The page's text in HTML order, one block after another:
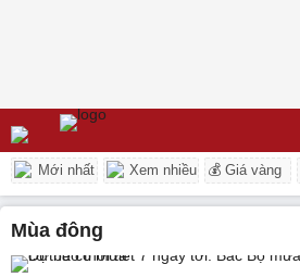
Mới nhất Xem nhiều 💰 Giá vàng
mùa đông